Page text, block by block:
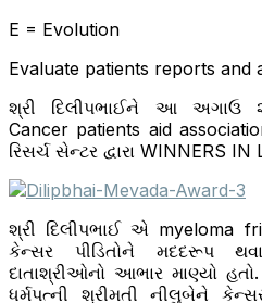
E = Evolution
Evaluate patients reports and
શ્રી દિલીપભાઈને આ અગાઉ
Cancer patients aid
રિસર્ચ સેન્ટર દ્વારા WINNERS
શ્રી દિલીપભાઈ એ myeloma
કેન્સર પીડિતોને મદદરૂપ
દાતાશ્રીઓનો આભાર માણ્યો
ધર્મપત્ની શ્રીમતી નીલુબેને